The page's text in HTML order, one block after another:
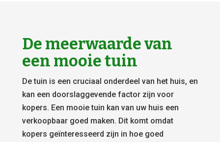
De meerwaarde van
een mooie tuin
De tuin is een cruciaal onderdeel van het huis, en
kan een doorslaggevende factor zijn voor
kopers. Een mooie tuin kan van uw huis een
verkoopbaar goed maken. Dit komt omdat
kopers geïnteresseerd zijn in hoe goed